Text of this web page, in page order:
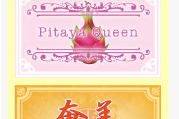
[2018年10月19日]
2018年度 ラ・フランス専門通販の
予約販売をスタートしました。商
品の発送は11月中旬頃からを予定
しております。お楽しみに
[2018年4月6日]
2018年度さくらんぼ専門通販の予
約販売をスタートしました。商品
の発送は5月初旬頃からを予定して
おります。お楽しみに